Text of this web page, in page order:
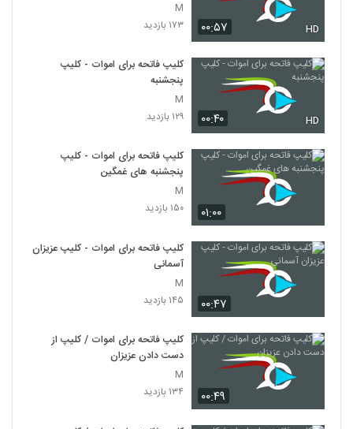
۰۰:۵۷ HD
M
۱۷۳ بازدید
۰۰:۴۰ HD
کلیپ فاتحه برای اموات - کلیپ
پنجشنبه
M
۱۲۹ بازدید
۰۱:۰۰
کلیپ فاتحه برای اموات - کلیپ
پنجشنبه های غمگین
M
۱۵۰ بازدید
۰۰:۴۷
کلیپ فاتحه برای اموات - کلیپ عزیزان
آسمانی
M
۱۴۵ بازدید
۰۰:۴۹
کلیپ فاتحه برای اموات / کلیپ از
دست دادن عزیزان
M
۱۳۴ بازدید